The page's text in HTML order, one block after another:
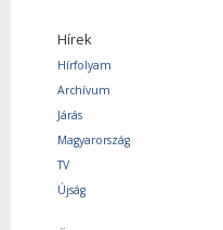
Hírek
Hírfolyam
Archívum
Járás
Magyarország
TV
Újság